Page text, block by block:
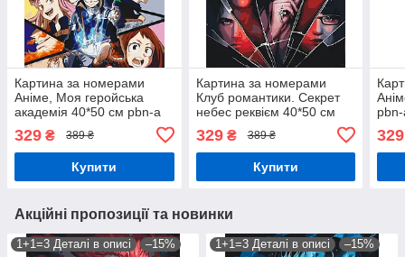
Картина за номерами
Аніме, Моя геройська
академія 40*50 см pbn-a
329 ₴ 389 ₴
Купити
Картина за номерами
Клуб романтики. Секрет
небес реквієм 40*50 см
329₴ 389 ₴
Купити
pbn-
329
Акційні пропозиції та новинки
1+1=3 Деталі в описі –15% 1+1=3 Деталі в описі –15%